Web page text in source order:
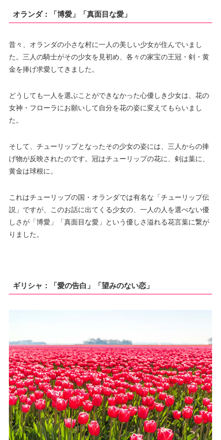
オランダ：「博愛」「真面目な愛」
昔々、オランダの小さな村に一人の美しい少女が住んでいまし
た。三人の騎士がその少女を見初め、各々の家宝の王冠・剣・黄
金を捧げ求愛してきました。
どうしても一人を選ぶことができなかった心優しき少女は、花の
女神・フローラにお願いして自分を花の姿に変えてもらいまし
た。
そして、チューリップとなったその少女の姿には、三人からの捧
げ物が反映されたのです。冠はチューリップの花に、剣は葉に、
黄金は球根に。
これはチューリップの国・オランダでは有名な「チューリップ伝
説」ですが、このお話に出てくる少女の、一人の人を選べない優
しさが「博愛」「真面目な愛」という優しさ溢れる花言葉に繋が
りました。
ギリシャ：「愛の告白」「望みのない恋」